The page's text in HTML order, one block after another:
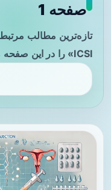
صفحه 1
تازه‌ترین مطالب
ICSI» را در این صفحه مشاهده می‌کنید.